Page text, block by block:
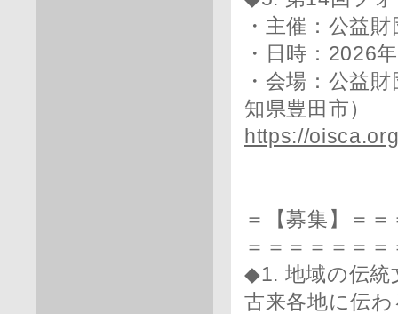
・主催：公益
・日時：2026
・会場：公益
知県豊田市）
https://
＝【募集】＝
＝＝＝＝＝＝＝
◆1. 地域の伝統
古来各地に伝